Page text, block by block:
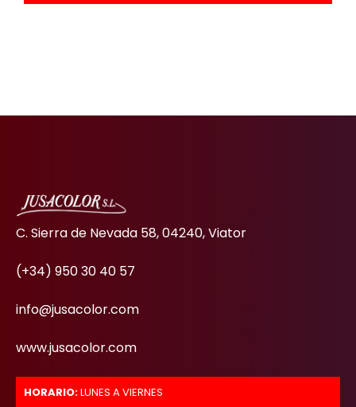
C. Sierra de Nevada 58, 04240, Viator
(+34) 950 30 40 57
info@jusacolor.com
www.jusacolor.com
HORARIO:LUNES A VIERNES